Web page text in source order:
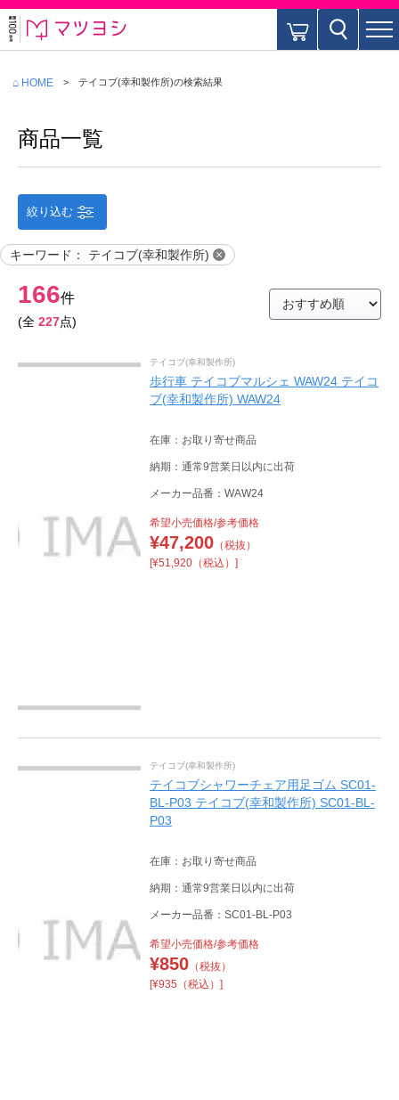
⌂ HOME テイコブ(幸和製作所)の検索結果
商品一覧
絞り込む
キーワード ： テイコブ(幸和製作所)
166件
(全 227点)
テイコブ(幸和製作所)
歩行車 テイコブマルシェ WAW24 テイコ
ブ(幸和製作所) WAW24
在庫：お取り寄せ商品
納期：通常9営業日以内に出荷
メーカー品番：WAW24
希望小売価格/参考価格
¥47,200（税抜）
[¥51,920（税込）]
テイコブ(幸和製作所)
テイコブシャワーチェア用足ゴム SC01-
BL-P03 テイコブ(幸和製作所) SC01-BL-
P03
在庫：お取り寄せ商品
納期：通常9営業日以内に出荷
メーカー品番：SC01-BL-P03
希望小売価格/参考価格
¥850（税抜）
[¥935（税込）]